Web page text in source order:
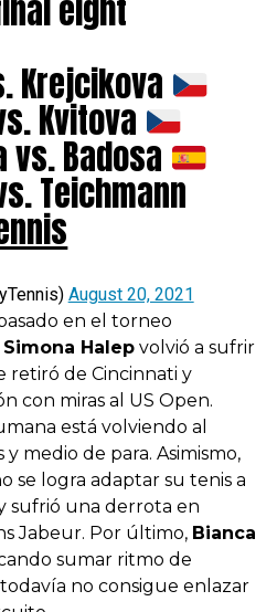
eight
Krejcikova
Kvitova
vs. Badosa
Teichmann
August 20, 2021
en el torneo
Simona Halepvolvió a sufrir
retiró de Cincinnati y
con miras al US Open.
está volviendo al
medio de para. Asimismo,
se logra adaptar su tenis a
sufrió una derrota en
Jabeur. Por último, Bianca
sumar ritmo de
no consigue enlazar